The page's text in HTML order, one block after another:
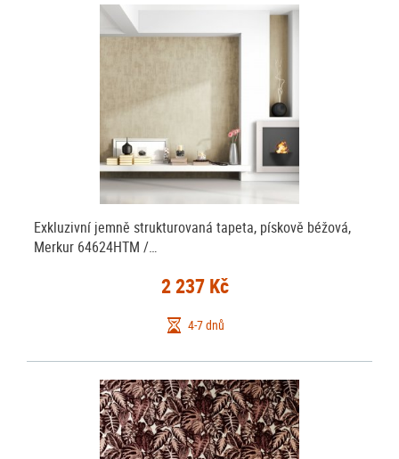
Exkluzivní jemně strukturovaná tapeta, pískově béžová,
Merkur 64624HTM /…
2 237 Kč
4-7 dnů